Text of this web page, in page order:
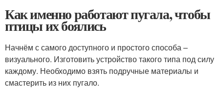
Как именно работают пугала, чтобы
птицы их боялись
Начнём с самого доступного и простого способа –
визуального. Изготовить устройство такого типа под силу
каждому. Необходимо взять подручные материалы и
смастерить из них пугало.